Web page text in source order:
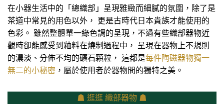
在小器生活中的「總織部」呈現雅緻而細膩的氛圍，除了是
茶道中常見的用色以外， 更是古時代日本貴族才能使用的
色彩。 雖然整體單一綠色調的呈現，不過有些織部器物近
觀時卻能感受到釉料在燒制過程中， 呈現在器物上不規則
的濃淡、分佈不均的礦石顆粒， 這都是每件陶磁器物獨一
無二的小秘密 ，屬於使用者於器物間的獨特之美。
☗ 逛逛 織部器物 ☗